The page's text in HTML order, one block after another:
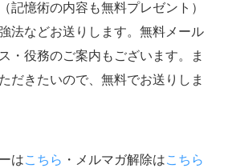
憶術の内容も無料プレゼント）
法などお送りします。無料メール
・役務のご案内もございます。ま
だきたいので、無料でお送りしま
はこちら ・メルマガ解除はこちら